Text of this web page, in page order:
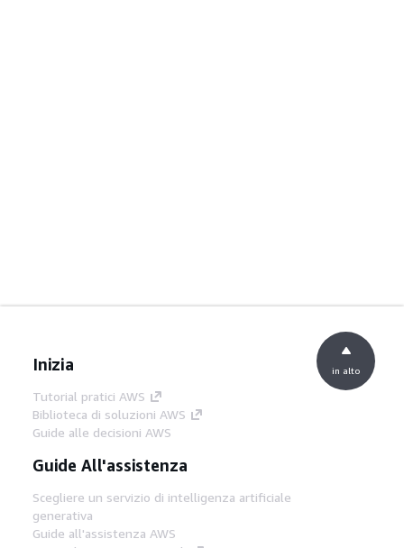
Inizia
Tutorial pratici AWS
Biblioteca di soluzioni AWS
Guide alle decisioni AWS
Guide All'assistenza
Scegliere un servizio di intelligenza artificiale
generativa
Guide all'assistenza AWS
in alto